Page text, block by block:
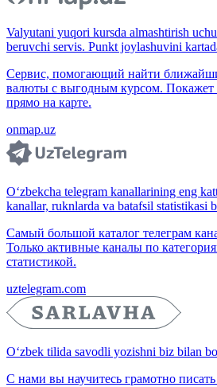
Valyutani yuqori kursda almashtirish
beruvchi servis. Punkt joylashuvini
Сервис, помогающий найти
валюты с выгодным курсом. Покажет
прямо на карте.
onmap.uz
O‘zbekcha telegram kanallarining eng
kanallar, ruknlarda va batafsil statistikasi
Самый большой каталог телеграм
Только активные каналы по
статистикой.
uztelegram.com
O‘zbek tilida savodli yozishni biz bilan
С нами вы научитесь грамотно писать